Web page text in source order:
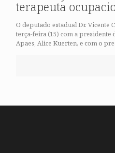
terapeuta
O deputado estadual Dr. Vicente
terça-feira (15) com a presidente
Apaes, Alice Kuerten, e com o